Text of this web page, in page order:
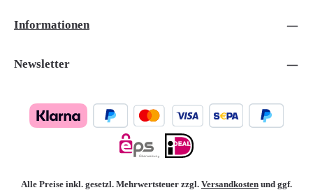
Informationen
Newsletter
Alle Preise inkl. gesetzl. Mehrwertsteuer zzgl. Versandkosten und ggf.